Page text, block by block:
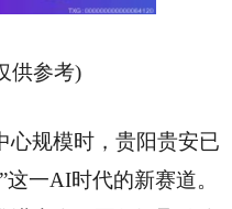
供参考)
心规模时，贵阳贵安已
一AI时代的新赛道。